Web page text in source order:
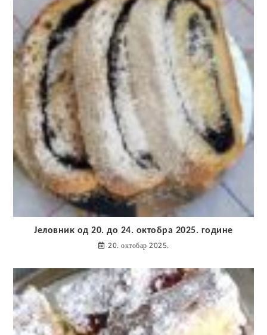
Јеловник од 20. до 24. октобра 2025. године
20. октобар 2025.